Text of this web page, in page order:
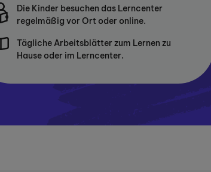
Die Kinder besuchen das Lerncenter
regelmäßig vor Ort oder online.
Tägliche Arbeitsblätter zum Lernen zu
Hause oder im Lerncenter.